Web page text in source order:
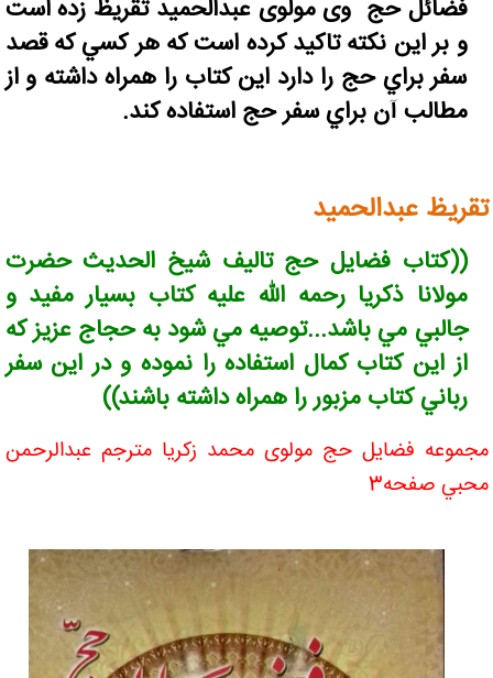
فضائل حج وی مولوی عبدالحميد تقريظ زده است
و بر اين نکته تاکيد کرده است که هر کسي که قصد
سفر براي حج را دارد اين کتاب را همراه داشته و از
مطالب آن براي سفر حج استفاده کند.
تقريظ عبدالحميد
((کتاب فضايل حج تاليف شيخ الحديث حضرت
مولانا ذکريا رحمه الله عليه کتاب بسيار مفيد و
جالبي مي باشد...توصيه مي شود به حجاج عزيز که
از اين کتاب کمال استفاده را نموده و در اين سفر
رباني کتاب مزبور را همراه داشته باشند))
مجموعه فضايل حج مولوی محمد زکريا مترجم عبدالرحمن
محبي صفحه3